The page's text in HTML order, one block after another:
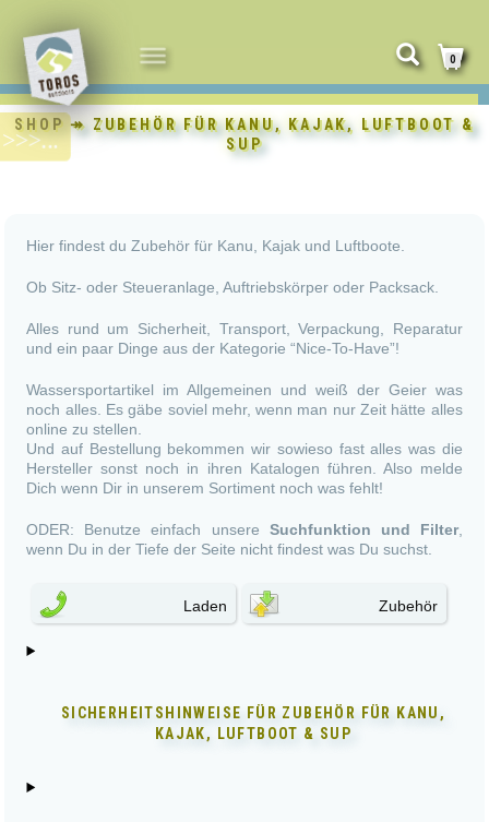
NAVIGATION
UMSCHALTEN
0
SHOP ↠ ZUBEHÖR FÜR KANU, KAJAK, LUFTBOOT &
SUP
Hier findest du Zubehör für Kanu, Kajak und Luftboote.
Ob Sitz- oder Steueranlage, Auftriebskörper oder Packsack.
Alles rund um Sicherheit, Transport, Verpackung, Reparatur
und ein paar Dinge aus der Kategorie “Nice-To-Have”!
Wassersportartikel im Allgemeinen und weiß der Geier was
noch alles. Es gäbe soviel mehr, wenn man nur Zeit hätte alles
online zu stellen.
Und auf Bestellung bekommen wir sowieso fast alles was die
Hersteller sonst noch in ihren Katalogen führen. Also melde
Dich wenn Dir in unserem Sortiment noch was fehlt!
ODER: Benutze einfach unsere Suchfunktion und Filter,
wenn Du in der Tiefe der Seite nicht findest was Du suchst.
Laden Zubehör
SICHERHEITSHINWEISE FÜR ZUBEHÖR FÜR KANU,
KAJAK, LUFTBOOT & SUP